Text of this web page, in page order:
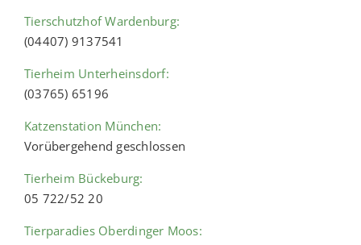
Tierschutzhof Wardenburg:
(04407) 9137541
Tierheim Unterheinsdorf:
(03765) 65196
Katzenstation München:
Vorübergehend geschlossen
Tierheim Bückeburg:
05 722/52 20
Tierparadies Oberdinger Moos: